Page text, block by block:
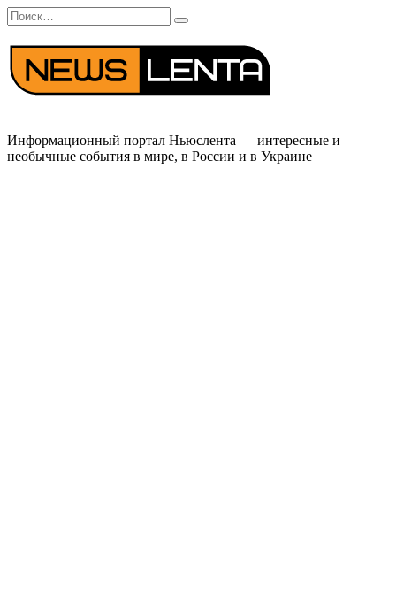
Перейти
к
содержанию
Search
for:
Информационный портал Ньюслента — интересные и
необычные события в мире, в России и в Украине